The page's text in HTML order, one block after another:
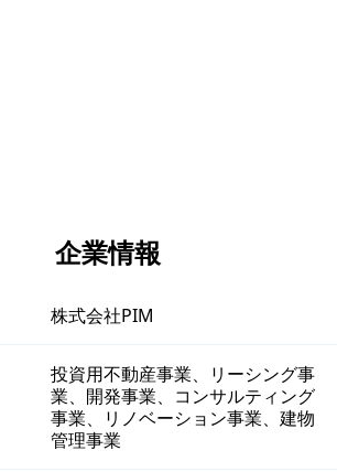
企業情報
株式会社PIM
投資用不動産事業、リーシング事
業、開発事業、コンサルティング
事業、リノベーション事業、建物
管理事業